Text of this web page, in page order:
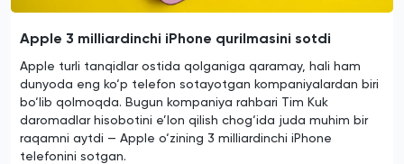
Apple 3 milliardinchi iPhone qurilmasini sotdi
Apple turli tanqidlar ostida qolganiga qaramay, hali ham
dunyoda eng ko‘p telefon sotayotgan kompaniyalardan biri
bo‘lib qolmoqda. Bugun kompaniya rahbari Tim Kuk
daromadlar hisobotini e’lon qilish chog‘ida juda muhim bir
raqamni aytdi — Apple o‘zining 3 milliardinchi iPhone
telefonini sotgan.